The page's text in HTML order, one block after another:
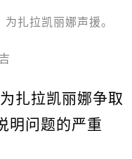
扎拉凯丽娜声援。
扎拉凯丽娜争取
明问题的严重